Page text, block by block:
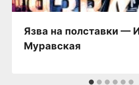
Язва на полставки —
Муравская